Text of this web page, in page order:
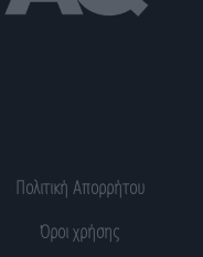
Πολιτική Απορρήτου
Όροι χρήσης